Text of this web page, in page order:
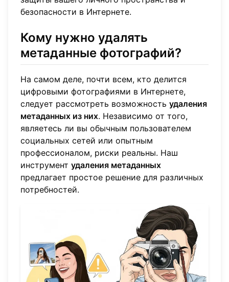
безопасности в Интернете.
Кому нужно удалять
метаданные фотографий?
На самом деле, почти всем, кто делится
цифровыми фотографиями в Интернете,
следует рассмотреть возможность удаления
метаданных из них. Независимо от того,
являетесь ли вы обычным пользователем
социальных сетей или опытным
профессионалом, риски реальны. Наш
инструмент удаления метаданных
предлагает простое решение для различных
потребностей.